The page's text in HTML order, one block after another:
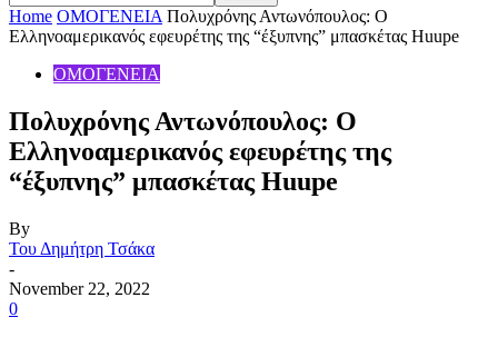
Home ΟΜΟΓΕΝΕΙΑ Πολυχρόνης Αντωνόπουλος: Ο
Ελληνοαμερικανός εφευρέτης της “έξυπνης” μπασκέτας Huupe
ΟΜΟΓΕΝΕΙΑ
Πολυχρόνης Αντωνόπουλος: Ο
Ελληνοαμερικανός εφευρέτης της
“έξυπνης” μπασκέτας Huupe
By
Του Δημήτρη Τσάκα
-
November 22, 2022
0